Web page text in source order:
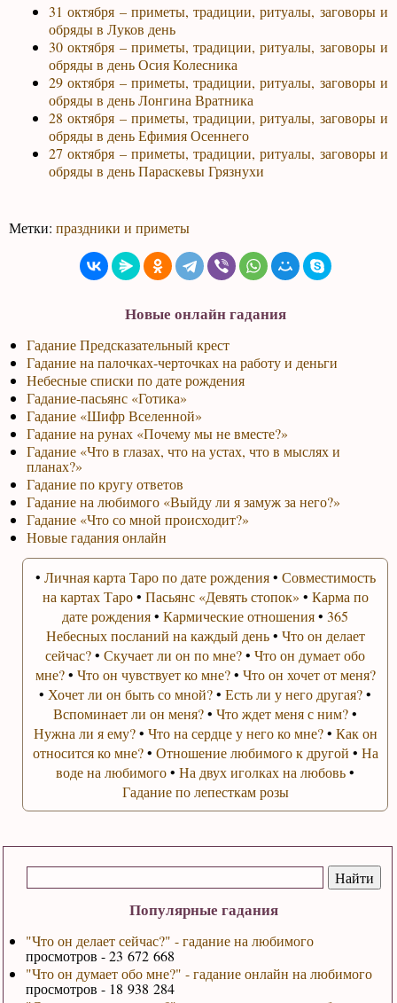
Популярные гадания
"Что он делает сейчас?" - гадание на любимого
просмотров - 23 672 668
"Что он думает обо мне?" - гадание онлайн на любимого
просмотров - 18 938 284
31 октября – приметы, традиции, ритуалы, заговоры и
обряды в Луков день
30 октября – приметы, традиции, ритуалы, заговоры и
обряды в день Осия Колесника
29 октября – приметы, традиции, ритуалы, заговоры и
обряды в день Лонгина Вратника
28 октября – приметы, традиции, ритуалы, заговоры и
обряды в день Ефимия Осеннего
27 октября – приметы, традиции, ритуалы, заговоры и
обряды в день Параскевы Грязнухи
Метки:праздники и приметы
Новые онлайн гадания
Гадание Предсказательный крест
Гадание на палочках-черточках на работу и деньги
Небесные списки по дате рождения
Гадание-пасьянс «Готика»
Гадание «Шифр Вселенной»
Гадание на рунах «Почему мы не вместе?»
Гадание «Что в глазах, что на устах, что в мыслях и
планах?»
Гадание по кругу ответов
Гадание на любимого «Выйду ли я замуж за него?»
Гадание «Что со мной происходит?»
Новые гадания онлайн
• Личная карта Таро по дате рождения• Совместимость
на картах Таро• Пасьянс «Девять стопок» • Карма по
дате рождения•Кармические отношения•365
Небесных посланий на каждый день• Что он делает
сейчас?•Скучает ли он по мне?•Что он думает обо
мне?• Что он чувствует ко мне?• Что он хочет от меня?
• Хочет ли он быть со мной?•Есть ли у него другая?•
Вспоминает ли он меня?•Что ждет меня с ним?•
Нужна ли я ему?• Что на сердце у него ко мне?• Как он
относится ко мне?• Отношение любимого к другой • На
воде на любимого•На двух иголках на любовь•
Гадание по лепесткам розы